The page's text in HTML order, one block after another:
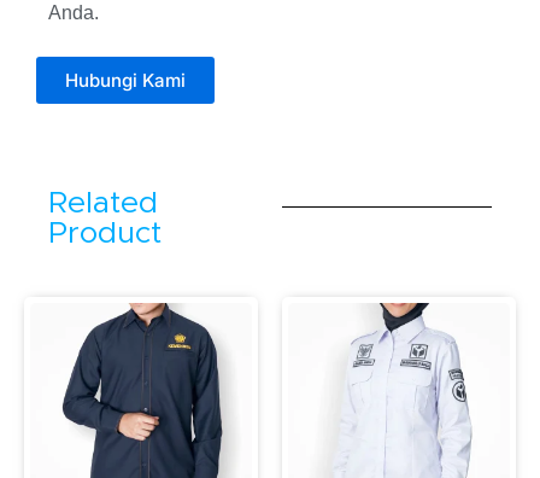
Anda.
Hubungi Kami
Related
Product